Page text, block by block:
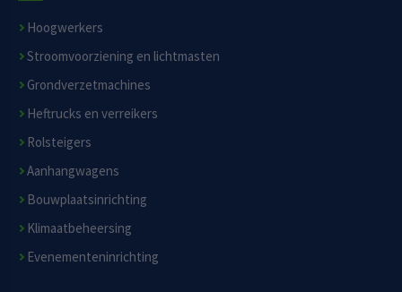
Hoogwerkers
Stroomvoorziening en lichtmasten
Grondverzetmachines
Heftrucks en verreikers
Rolsteigers
Aanhangwagens
Bouwplaatsinrichting
Klimaatbeheersing
Evenementeninrichting